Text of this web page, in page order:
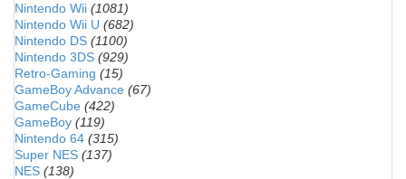
Nintendo Wii (1081)
Nintendo Wii U (682)
Nintendo DS (1100)
Nintendo 3DS (929)
Retro-Gaming (15)
GameBoy Advance (67)
GameCube (422)
GameBoy (119)
Nintendo 64 (315)
Super NES (137)
NES (138)